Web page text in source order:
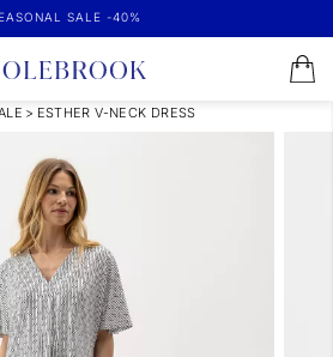
SALE -40%
> ESTHER V-NECK DRESS